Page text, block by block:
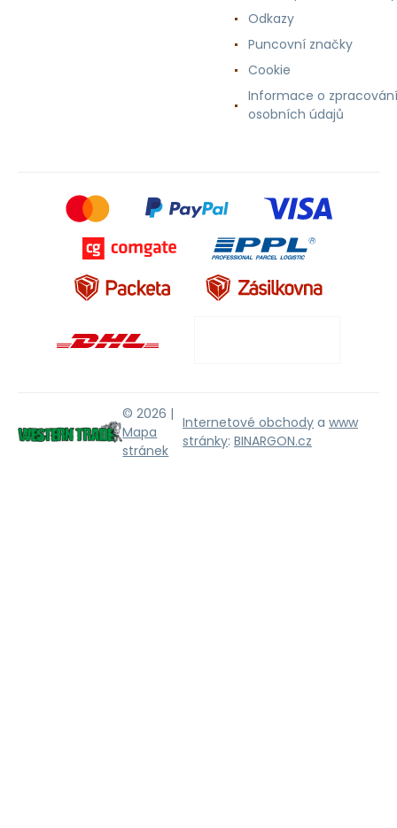
Odkazy
Puncovní značky
Cookie
Informace o zpracování
osobních údajů
© 2026 |
Mapa
stránek
Internetové obchody a www
stránky: BINARGON.cz